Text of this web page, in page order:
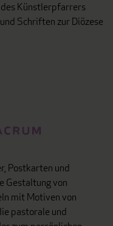
des Künstlerpfarrers
Schriften zur Diözese
Postkarten und
Gestaltung von
mit Motiven von
pastorale und